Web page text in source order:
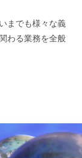
までも様々な義
わる業務を全般